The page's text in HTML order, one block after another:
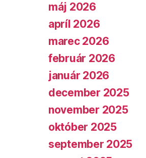
máj 2026
apríl 2026
marec 2026
február 2026
január 2026
december 2025
november 2025
október 2025
september 2025